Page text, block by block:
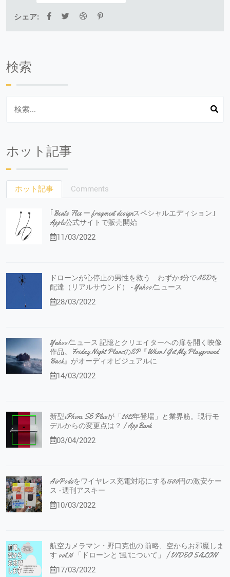
シェア:
検索
ホット記事
ホット記事 Comments
｢Beats Flex ー fragment designスペシャルエディション｣
Apple公式サイトで販売開始
11/03/2022
ドローンが心停止の男性を救う わずか3分でAEDを
配達（リアルサウンド） - Yahoo!ニュース
28/03/2022
Yahoo!ニュース 記憶とクリエイターへの扉を開く映像
作品。Friday Night PlansのEP『When I Get My Playground
Back』がオーディオビジュアルに
14/03/2022
新型iPhone SE Plusが「2022年登場」と業界筋。現行モ
デルからの変更点は？ | AppBank
03/04/2022
AirPodsをワイヤレス充電対応にする1500円の激安ケー
ス - 週刊アスキー
10/03/2022
航空カメラマン・野口克也の 前略、空からお邪魔しま
す vol.16 「ドローンと”風”について」 | VIDEO SALON
17/03/2022